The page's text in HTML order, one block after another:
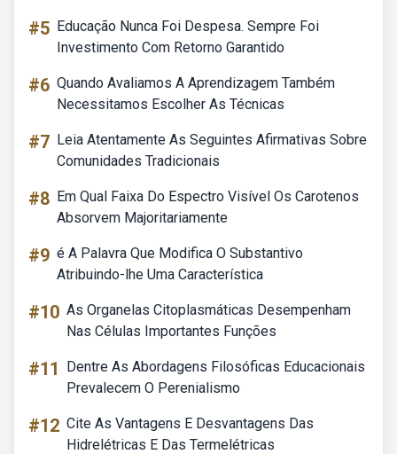
#5 Educação Nunca Foi Despesa. Sempre Foi
Investimento Com Retorno Garantido
#6 Quando Avaliamos A Aprendizagem Também
Necessitamos Escolher As Técnicas
#7 Leia Atentamente As Seguintes Afirmativas Sobre
Comunidades Tradicionais
#8 Em Qual Faixa Do Espectro Visível Os Carotenos
Absorvem Majoritariamente
#9 é A Palavra Que Modifica O Substantivo
Atribuindo-lhe Uma Característica
#10 As Organelas Citoplasmáticas Desempenham
Nas Células Importantes Funções
#11
Dentre As Abordagens Filosóficas Educacionais
Prevalecem O Perenialismo
#12 Cite As Vantagens E Desvantagens Das
Hidrelétricas E Das Termelétricas